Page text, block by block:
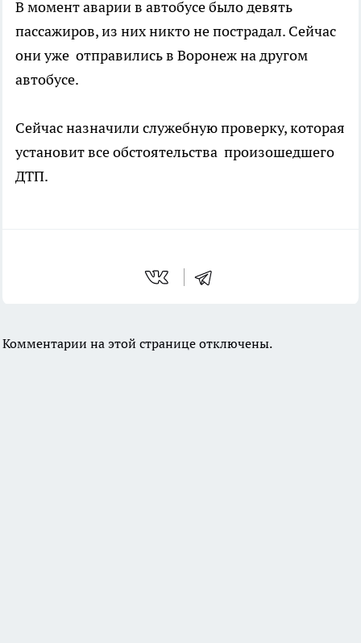
В момент аварии в автобусе было девять
пассажиров, из них никто не пострадал. Сейчас
они уже отправились в Воронеж на другом
автобусе.
Сейчас назначили служебную проверку, которая
установит все обстоятельства произошедшего
ДТП.
Комментарии на этой странице отключены.